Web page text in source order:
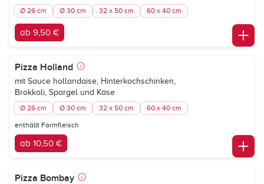
Ø 26 cm Ø 30 cm 32 x 50 cm 60 x 40 cm
ab 9,50 €
Pizza Holland
mit Sauce hollandaise, Hinterkochschinken,
Brokkoli, Spargel und Käse
Ø 26 cm Ø 30 cm 32 x 50 cm 60 x 40 cm
enthällt Formfleisch
ab 10,50 €
Pizza Bombay